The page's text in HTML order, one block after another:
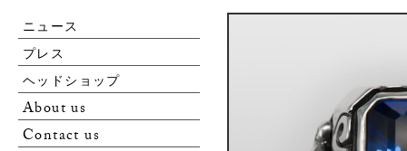
ニュース
プレス
ヘッドショップ
About us
Contact us